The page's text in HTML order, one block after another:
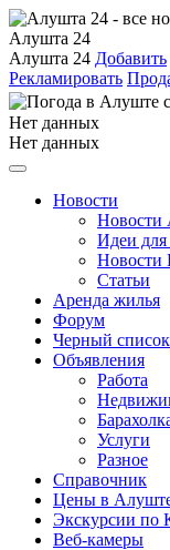
Алушта 24
Алушта 24 Добавить
Рекламировать
Нет данных
Нет данных
Новости
Идеи для
Новости
Статьи
Аренда жилья
Форум
Черный список
Объявления
Работа
Услуги
Разное
Справочник
Цены в
Экскурсии по
Веб-камеры